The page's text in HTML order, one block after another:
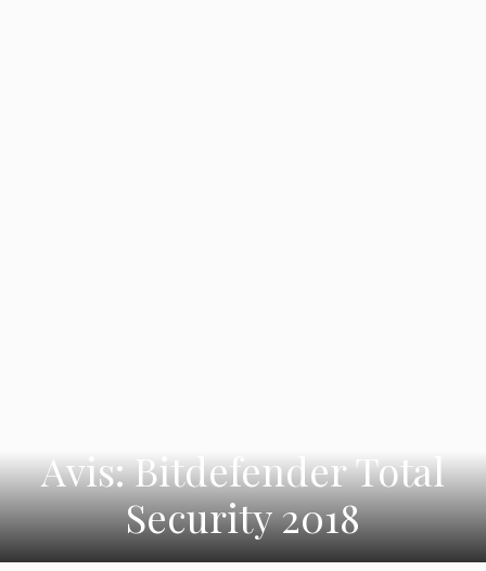
Avis: Bitdefender Total
Security 2018